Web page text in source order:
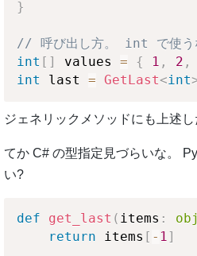
}
// 呼び出し方。 int で使う
int [ ] values = { 1 , 2 ,
int last = GetLast<int
ジェネリックメソッドにも上述し
てか C# の型指定見づらいな。
い?
def get_last ( items :
return items - 1